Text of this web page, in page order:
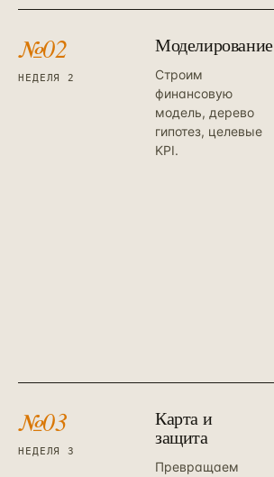
№02
НЕДЕЛЯ 2
Моделирование
Строим
финансовую
модель, дерево
гипотез, целевые
KPI.
№03
НЕДЕЛЯ 3
Карта и
защита
Превращаем